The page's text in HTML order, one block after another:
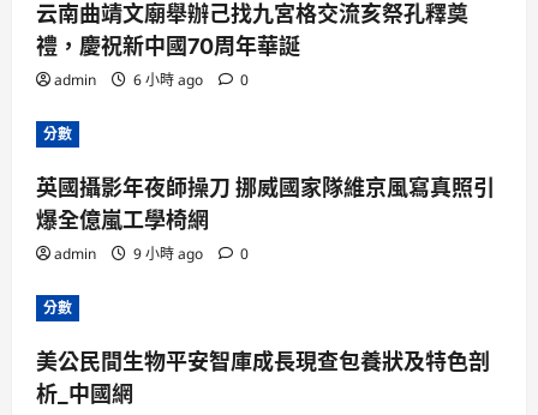
云南曲靖文廟舉辦己找九宮格交流亥祭孔釋奠
禮，慶祝新中國70周年華誕
admin 6 小時 ago 0
分數
英國攝影年夜師操刀 挪威國家隊維京風寫真照引
爆全億嵐工學椅網
admin 9 小時 ago 0
分數
美公民間生物平安智庫成長現查包養狀及特色剖
析_中國網